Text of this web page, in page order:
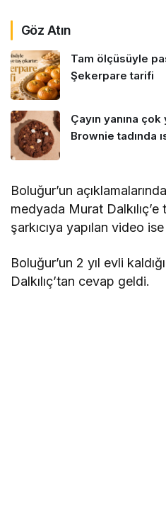
Göz Atın
Tam ölçüsüyle
Şekerpare tarifi
Çayın yanına
Brownie tadında
Boluğur’un
medyada Murat
şarkıcıya yapılan video
Boluğur’un 2 yıl evli
Dalkılıç’tan cevap geldi.